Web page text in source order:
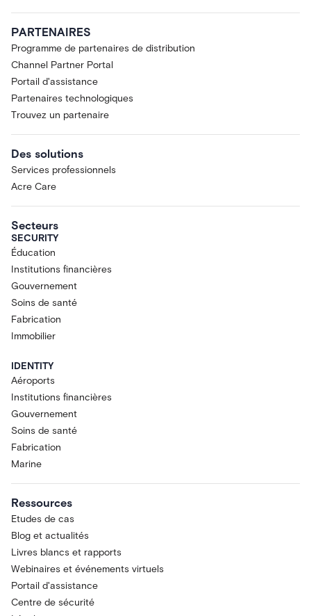
PARTENAIRES
Programme de partenaires de distribution
Channel Partner Portal
Portail d'assistance
Partenaires technologiques
Trouvez un partenaire
Des solutions
Services professionnels
Acre Care
Secteurs
SECURITY
Éducation
Institutions financières
Gouvernement
Soins de santé
Fabrication
Immobilier
IDENTITY
Aéroports
Institutions financières
Gouvernement
Soins de santé
Fabrication
Marine
Ressources
Etudes de cas
Blog et actualités
Livres blancs et rapports
Webinaires et événements virtuels
Portail d'assistance
Centre de sécurité